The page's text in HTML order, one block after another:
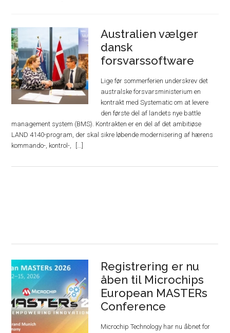
Australien vælger
dansk
forsvarssoftware
Lige før sommerferien underskrev det
australske forsvarsministerium en
kontrakt med Systematic om at levere
den første del af landets nye battle
management system (BMS). Kontrakten er en del af det ambitiøse
LAND 4140-program, der skal sikre løbende modernisering af hærens
kommando-, kontrol-,
Registrering er nu
åben til Microchips
European MASTERs
Conference
Microchip Technology har nu åbnet for